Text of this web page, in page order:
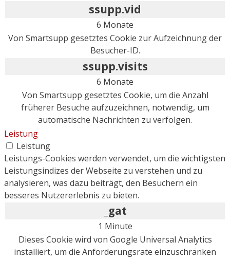
ssupp.vid
6 Monate
Von Smartsupp gesetztes Cookie zur Aufzeichnung der
Besucher-ID.
ssupp.visits
6 Monate
Von Smartsupp gesetztes Cookie, um die Anzahl
früherer Besuche aufzuzeichnen, notwendig, um
automatische Nachrichten zu verfolgen.
Leistung
Leistung
Leistungs-Cookies werden verwendet, um die wichtigsten
Leistungsindizes der Webseite zu verstehen und zu
analysieren, was dazu beiträgt, den Besuchern ein
besseres Nutzererlebnis zu bieten.
_gat
1 Minute
Dieses Cookie wird von Google Universal Analytics
installiert, um die Anforderungsrate einzuschränken